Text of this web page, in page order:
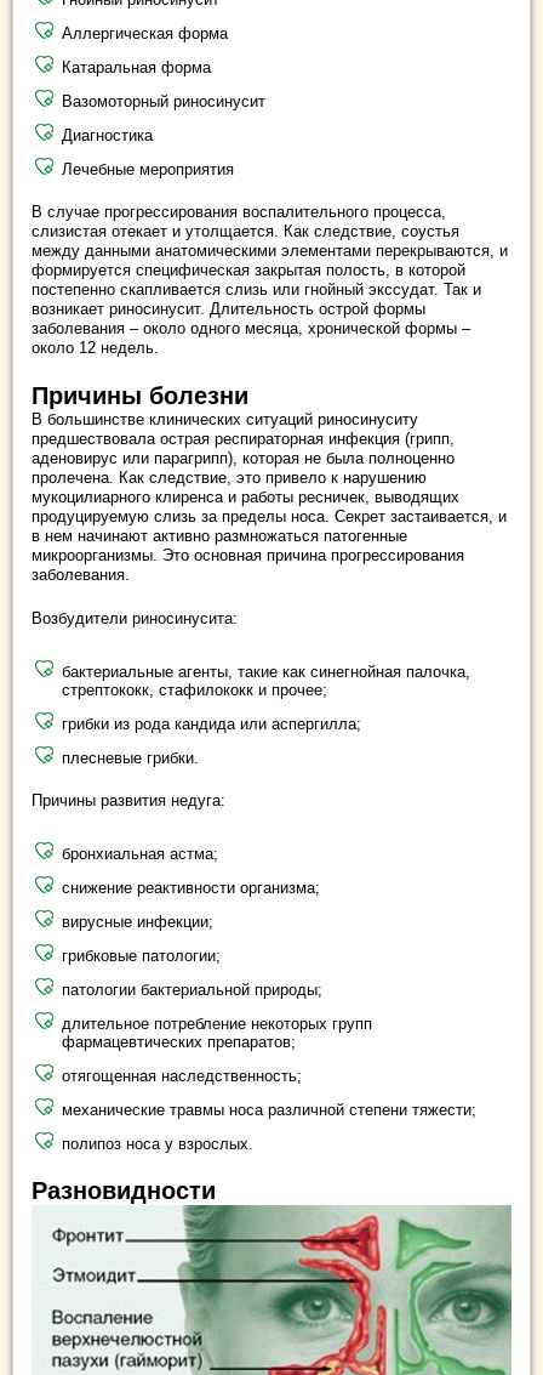
Аллергическая форма
Катаральная форма
Вазомоторный риносинусит
Диагностика
Лечебные мероприятия
В случае прогрессирования воспалительного процесса,
слизистая отекает и утолщается. Как следствие, соустья
между данными анатомическими элементами перекрываются, и
формируется специфическая закрытая полость, в которой
постепенно скапливается слизь или гнойный экссудат. Так и
возникает риносинусит. Длительность острой формы
заболевания – около одного месяца, хронической формы –
около 12 недель.
Причины болезни
В большинстве клинических ситуаций риносинуситу
предшествовала острая респираторная инфекция (грипп,
аденовирус или парагрипп), которая не была полноценно
пролечена. Как следствие, это привело к нарушению
мукоцилиарного клиренса и работы ресничек, выводящих
продуцируемую слизь за пределы носа. Секрет застаивается, и
в нем начинают активно размножаться патогенные
микроорганизмы. Это основная причина прогрессирования
заболевания.
Возбудители риносинусита:
бактериальные агенты, такие как синегнойная палочка,
стрептококк, стафилококк и прочее;
грибки из рода кандида или аспергилла;
плесневые грибки.
Причины развития недуга:
бронхиальная астма;
снижение реактивности организма;
вирусные инфекции;
грибковые патологии;
патологии бактериальной природы;
длительное потребление некоторых групп
фармацевтических препаратов;
отягощенная наследственность;
механические травмы носа различной степени тяжести;
полипоз носа у взрослых.
Разновидности